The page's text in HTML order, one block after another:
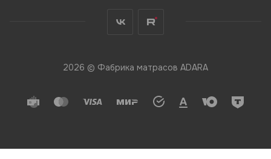
2026 © Фабрика матрасов ADARA